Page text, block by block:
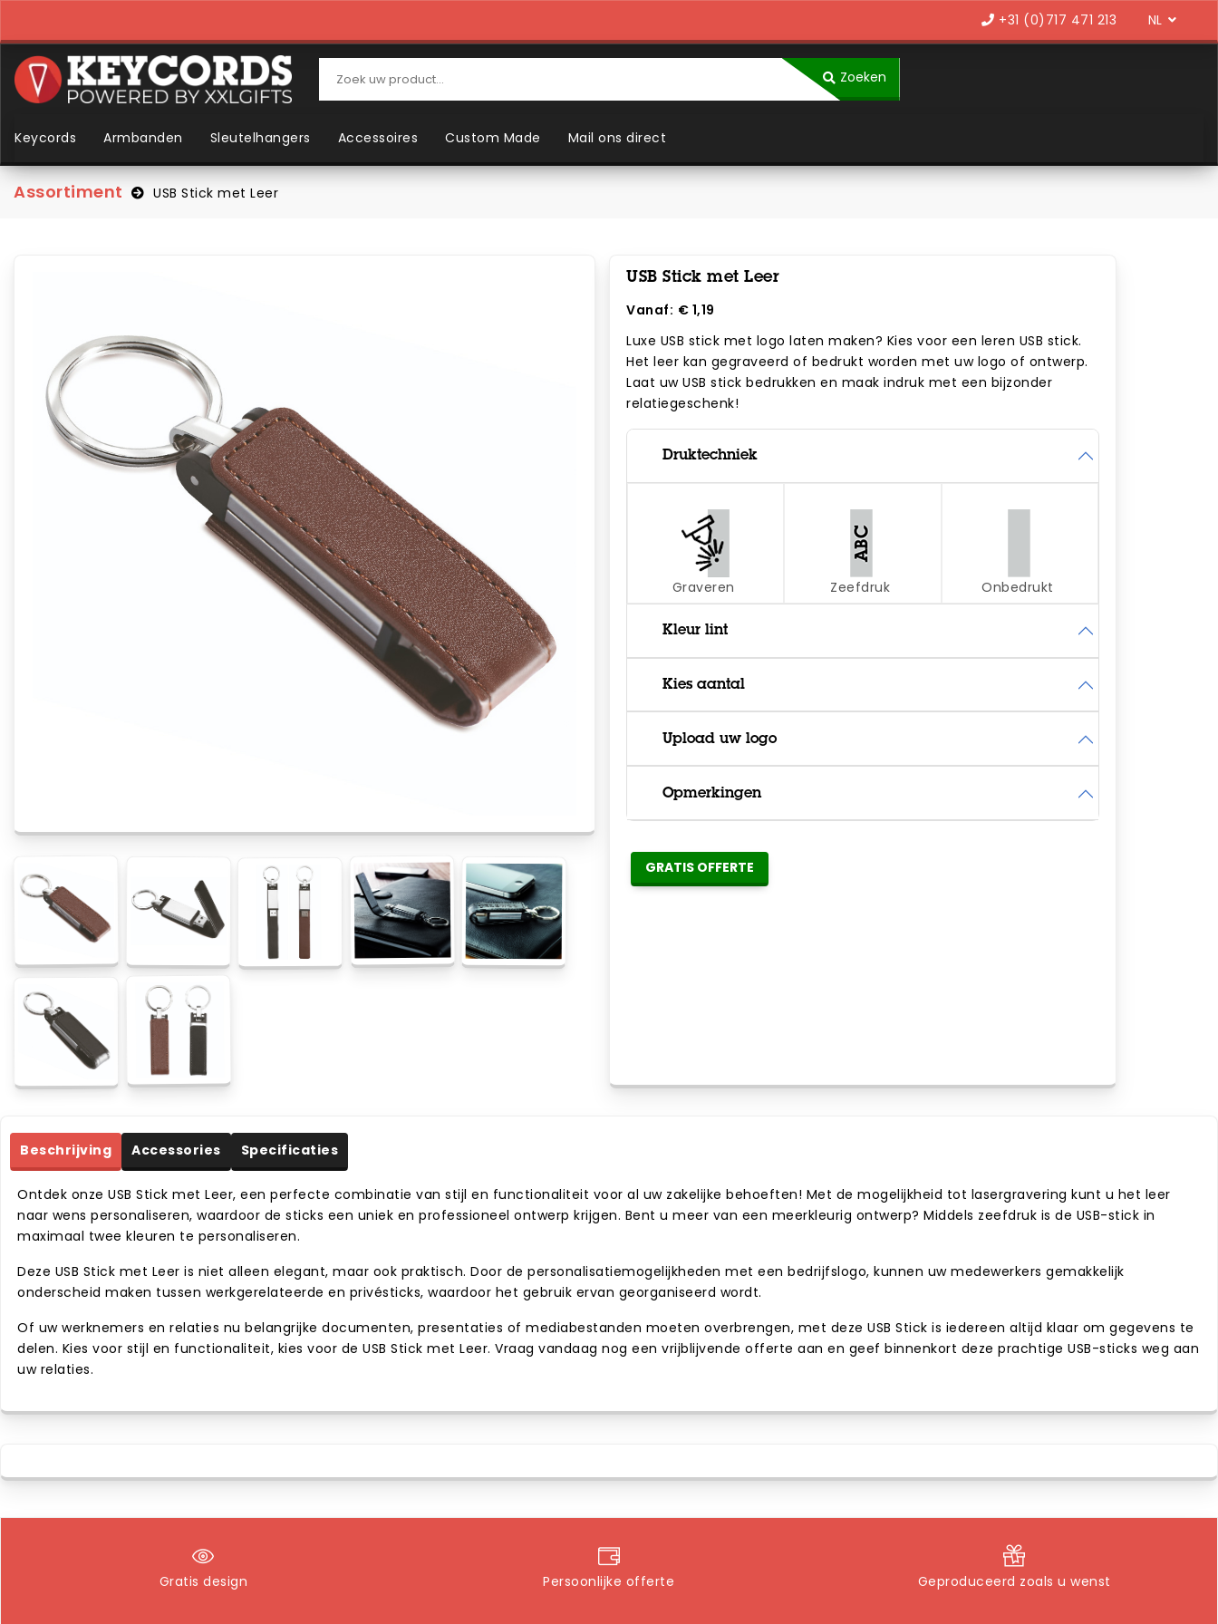
+31 (0)717 471 213
Zoeken
Keycords Armbanden Sleutelhangers Accessoires Custom Made Mail ons direct
Assortiment USB Stick met Leer
USB Stick met Leer
Vanaf: € 1,19
Luxe USB stick met logo laten maken? Kies voor een leren USB stick.
Het leer kan gegraveerd of bedrukt worden met uw logo of ontwerp.
Laat uw USB stick bedrukken en maak indruk met een bijzonder
relatiegeschenk!
Druktechniek
Graveren Zeefdruk Onbedrukt
Kleur lint
Kies aantal
Upload uw logo
Opmerkingen
GRATIS OFFERTE
Beschrijving Accessories Specificaties
Ontdek onze USB Stick met Leer, een perfecte combinatie van stijl en functionaliteit voor al uw zakelijke behoeften! Met de mogelijkheid tot lasergravering kunt u het leer
naar wens personaliseren, waardoor de sticks een uniek en professioneel ontwerp krijgen. Bent u meer van een meerkleurig ontwerp? Middels zeefdruk is de USB-stick in
maximaal twee kleuren te personaliseren.
Deze USB Stick met Leer is niet alleen elegant, maar ook praktisch. Door de personalisatiemogelijkheden met een bedrijfslogo, kunnen uw medewerkers gemakkelijk
onderscheid maken tussen werkgerelateerde en privésticks, waardoor het gebruik ervan georganiseerd wordt.
Of uw werknemers en relaties nu belangrijke documenten, presentaties of mediabestanden moeten overbrengen, met deze USB Stick is iedereen altijd klaar om gegevens te
delen. Kies voor stijl en functionaliteit, kies voor de USB Stick met Leer. Vraag vandaag nog een vrijblijvende offerte aan en geef binnenkort deze prachtige USB-sticks weg aan
uw relaties.
Gratis design Persoonlijke offerte Geproduceerd zoals u wenst